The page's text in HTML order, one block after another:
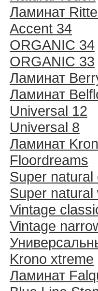
Ламинат
Accent 34
ORGANIC 34
ORGANIC 33
Ламинат
Ламинат
Universal 12
Universal 8
Ламинат
Floordreams
Super natural
Super natural
Vintage
Vintage
Krono xtreme
Ламинат